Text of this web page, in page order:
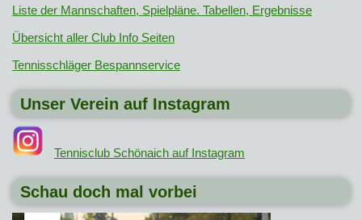
Liste der Mannschaften, Spielpläne. Tabellen, Ergebnisse
Übersicht aller Club Info Seiten
Tennisschläger Bespannservice
Unser Verein auf Instagram
Tennisclub Schönaich auf Instagram
Schau doch mal vorbei